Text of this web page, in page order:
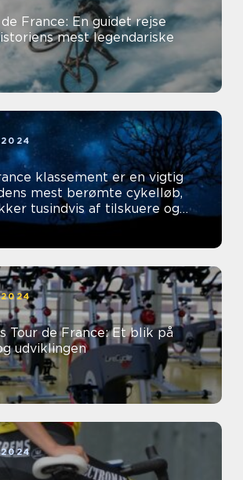
France: En guidet rejse
mest legendariske
klassement er en vigtig
mest berømte cykelløb,
tusindvis af tilskuere og
år
Tour de France: Et blik på
udviklingen